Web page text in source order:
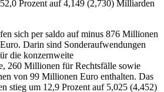
Prozent auf 4,149 (2,730) Milliarden
sich per saldo auf minus 876 Millionen
Darin sind Sonderaufwendungen
die konzernweite
260 Millionen für Rechtsfälle sowie
von 99 Millionen Euro enthalten. Das
stieg um 12,9 Prozent auf 5,025 (4,452)